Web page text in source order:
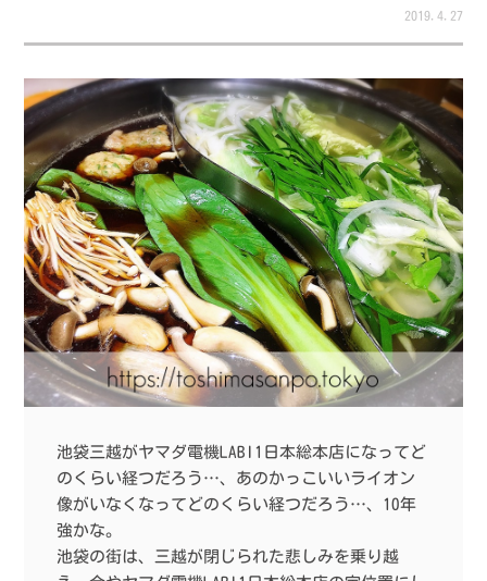
2019.4.27
池袋三越がヤマダ電機LABI1日本総本店になってど
のくらい経つだろう…、あのかっこいいライオン
像がいなくなってどのくらい経つだろう…、10年
強かな。
池袋の街は、三越が閉じられた悲しみを乗り越